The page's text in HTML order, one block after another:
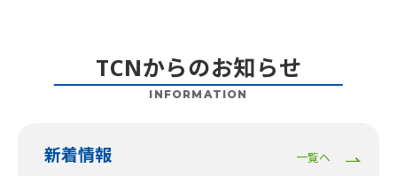
TCNからのお知らせ
INFORMATION
新着情報
一覧へ